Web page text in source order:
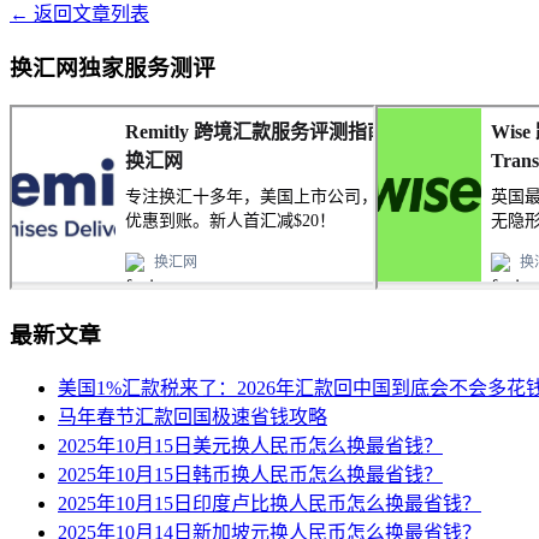
← 返回文章列表
换汇网独家服务测评
最新文章
美国1%汇款税来了：2026年汇款回中国到底会不会多花
马年春节汇款回国极速省钱攻略
2025年10月15日美元换人民币怎么换最省钱？
2025年10月15日韩币换人民币怎么换最省钱？
2025年10月15日印度卢比换人民币怎么换最省钱？
2025年10月14日新加坡元换人民币怎么换最省钱？